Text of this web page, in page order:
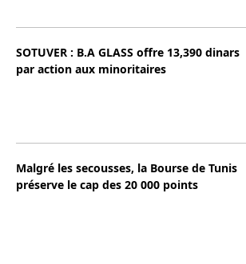
SOTUVER : B.A GLASS offre 13,390 dinars
par action aux minoritaires
Malgré les secousses, la Bourse de Tunis
préserve le cap des 20 000 points